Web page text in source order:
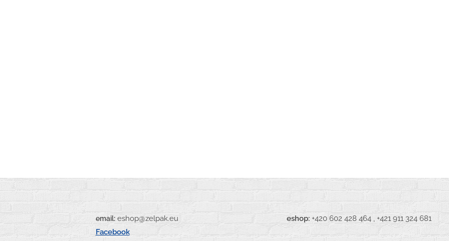
email:eshop@zelpak.eu eshop:+420 602 428 464 , +421 911 324 681
Facebook